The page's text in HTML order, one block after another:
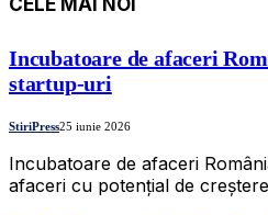
Incubatoare de afaceri
startup-uri
StiriPress25 iunie 2026
Incubatoare de afaceri
afaceri cu potențial de